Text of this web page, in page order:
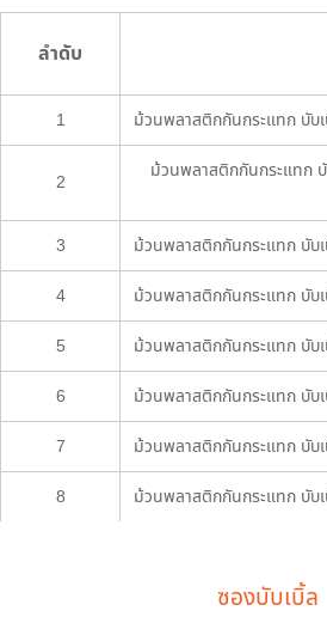
ลำดับ
1 ม้วนพลาสติกกันกระแทก บับ
2
ม้วนพลาสติกกันกระแทก
3
ม้วนพลาสติกกันกระแทก บับ
4
ม้วนพลาสติกกันกระแทก บับ
5
ม้วนพลาสติกกันกระแทก บับ
6
ม้วนพลาสติกกันกระแทก บับ
7
ม้วนพลาสติกกันกระแทก บับ
8
ม้วนพลาสติกกันกระแทก บับ
ซองบับเบิ้ล